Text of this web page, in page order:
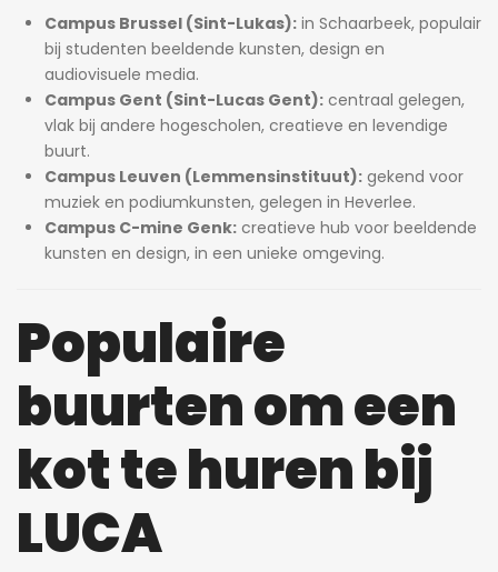
Campus Brussel (Sint-Lukas): in Schaarbeek, populair
bij studenten beeldende kunsten, design en
audiovisuele media.
Campus Gent (Sint-Lucas Gent): centraal gelegen,
vlak bij andere hogescholen, creatieve en levendige
buurt.
Campus Leuven (Lemmensinstituut): gekend voor
muziek en podiumkunsten, gelegen in Heverlee.
Campus C-mine Genk: creatieve hub voor beeldende
kunsten en design, in een unieke omgeving.
Populaire
buurten om een
kot te huren bij
LUCA